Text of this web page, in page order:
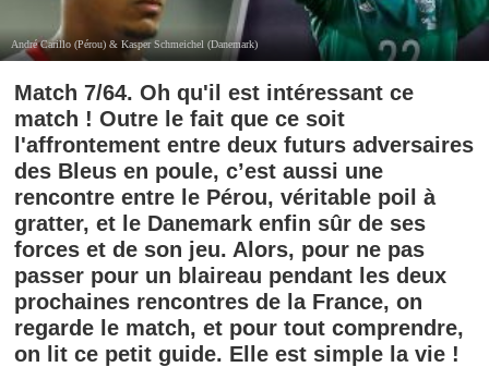
André Carillo (Pérou) & Kasper Schmeichel (Danemark)
Match 7/64. Oh qu'il est intéressant ce
match ! Outre le fait que ce soit
l'affrontement entre deux futurs adversaires
des Bleus en poule, c’est aussi une
rencontre entre le Pérou, véritable poil à
gratter, et le Danemark enfin sûr de ses
forces et de son jeu. Alors, pour ne pas
passer pour un blaireau pendant les deux
prochaines rencontres de la France, on
regarde le match, et pour tout comprendre,
on lit ce petit guide. Elle est simple la vie !